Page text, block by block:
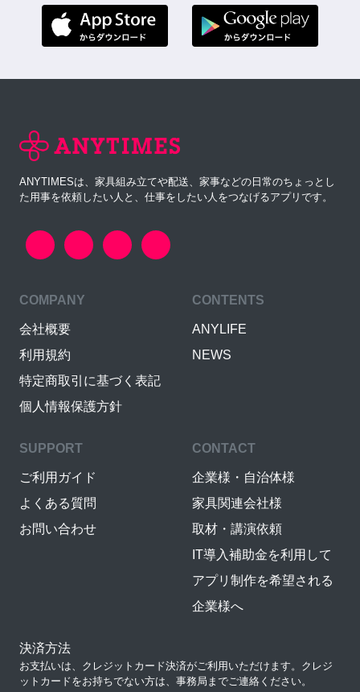
ANYTIMESは、家具組み立てや配送、家事などの日常のちょっとし
た用事を依頼したい人と、仕事をしたい人をつなげるアプリです。
COMPANY
会社概要
利用規約
特定商取引に基づく表記
個人情報保護方針
CONTENTS
ANYLIFE
NEWS
SUPPORT
ご利用ガイド
よくある質問
お問い合わせ
CONTACT
企業様・自治体様
家具関連会社様
取材・講演依頼
IT導入補助金を利用して
アプリ制作を希望される
企業様へ
決済方法
お支払いは、クレジットカード決済がご利用いただけます。クレジ
ットカードをお持ちでない方は、事務局までご連絡ください。